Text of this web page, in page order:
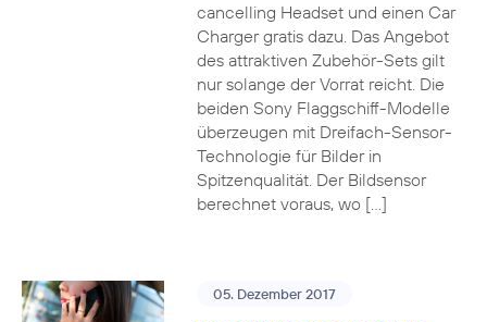
cancelling Headset und einen Car
Charger gratis dazu. Das Angebot
des attraktiven Zubehör-Sets gilt
nur solange der Vorrat reicht. Die
beiden Sony Flaggschiff-Modelle
überzeugen mit Dreifach-Sensor-
Technologie für Bilder in
Spitzenqualität. Der Bildsensor
berechnet voraus, wo […]
05. Dezember 2017